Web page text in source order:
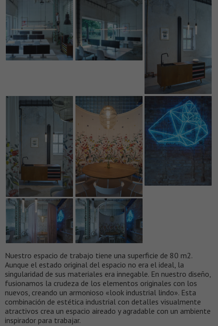
Nuestro espacio de trabajo tiene una superficie de 80 m2.
Aunque el estado original del espacio no era el ideal, la
singularidad de sus materiales era innegable. En nuestro diseño,
fusionamos la crudeza de los elementos originales con los
nuevos, creando un armonioso «look industrial lindo». Esta
combinación de estética industrial con detalles visualmente
atractivos crea un espacio aireado y agradable con un ambiente
inspirador para trabajar.